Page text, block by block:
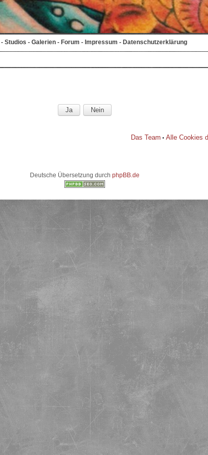
- Studios - Galerien - Forum - Impressum - Datenschutzerklärung
Das Team • Alle Cookies
Deutsche Übersetzung durch phpBB.de